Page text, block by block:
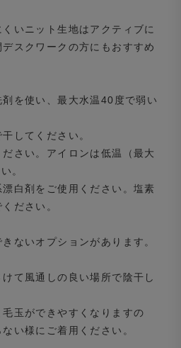
いニット生地はアクティブに
スクワークの方にもおすすめ
を使い、最大水温40度で弱い
してください。
さい。アイロンは低温（最大
。
白剤をご使用ください。塩素
ださい。
ないオプションがあります。
て風通しの良い場所で陰干し
玉ができやすくなりますの
い様にご着用ください。